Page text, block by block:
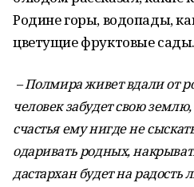
Родине горы, водопады,
цветущие фруктовые сады.
– Полмира живет вдали от
человек забудет свою
счастья ему нигде не
одаривать родных,
дастархан будет на радость